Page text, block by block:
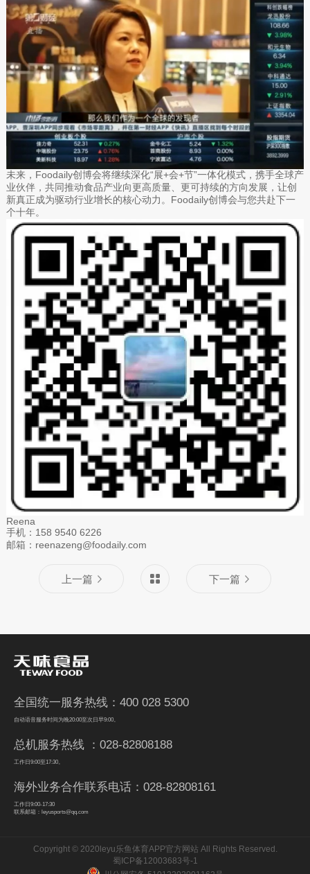
未来，Foodaily创博会将继续深化“展+会+节”一体化模式，携手全球产
业伙伴，共同推动食品产业向更高质量、更可持续的方向发展，让创
新真正成为驱动行业增长的核心动力。Foodaily创博会与您共赴下一
个十年。
Reena
手机：158 9540 6226
邮箱：reenazeng@foodaily.com
上一篇 下一篇
全国统一服务热线：400 028 5300
自动语音服务时间为晚20:00至次日早9:00。
总机服务热线 ：028-82808188
工作日9:00至17:30。
海外业务合作联系电话：028-82808161
工作日9:00-17:30
联系邮箱：leyusports@qq.com
Copyright © 2020leyu乐鱼体育APP官方网站 All Rights Reserved.
蜀ICP备12003683号-1